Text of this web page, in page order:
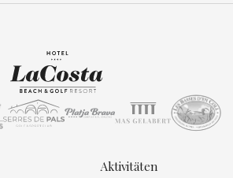
Aktivitäten